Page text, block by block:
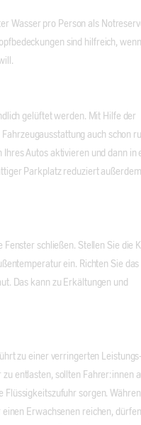
Wasser pro Person als
sind hilfreich,
gelüftet werden. Mit Hilfe der
auch schon
Autos aktivieren und dann in
Parkplatz reduziert
schließen. Stellen Sie die
ein. Richten Sie das
Das kann zu Erkältungen und
zu einer verringerten
entlasten, sollten Fahrer:innen
Flüssigkeitszufuhr sorgen.
Erwachsenen reichen,